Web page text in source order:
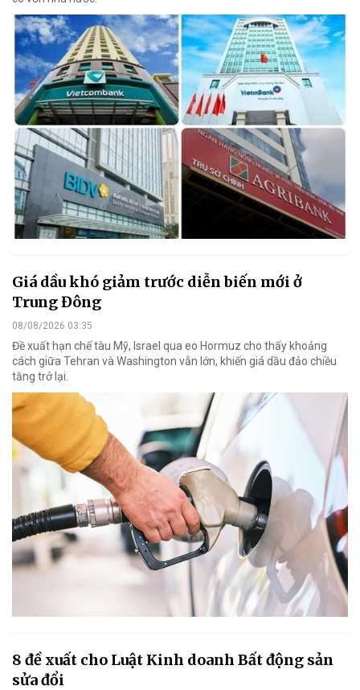
Giá dầu khó giảm trước diễn biến mới ở
Trung Đông
08/08/2026 03:35
Đề xuất hạn chế tàu Mỹ, Israel qua eo Hormuz cho thấy khoảng
cách giữa Tehran và Washington vẫn lớn, khiến giá dầu đảo chiều
tăng trở lại.
8 đề xuất cho Luật Kinh doanh Bất động sản
sửa đổi